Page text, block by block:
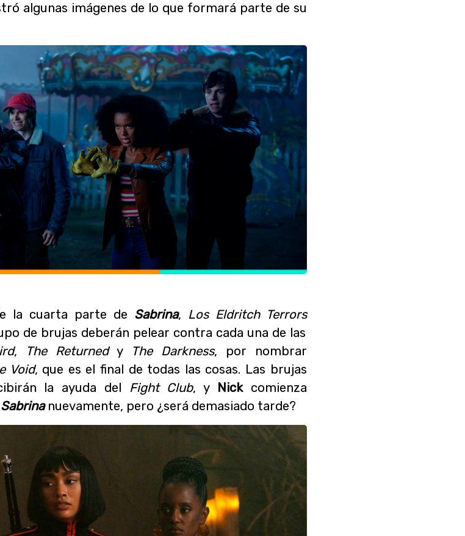
algunas imágenes de lo que formará parte de su
la cuarta parte de Sabrina, Los Eldritch Terrors
de brujas deberán pelear contra cada una de las
, The Returnedy The Darkness, por nombrar
Void, que es el final de todas las cosas. Las brujas
la ayuda del
Fight Club, y Nickcomienza
Sabrinanuevamente, pero ¿será demasiado tarde?